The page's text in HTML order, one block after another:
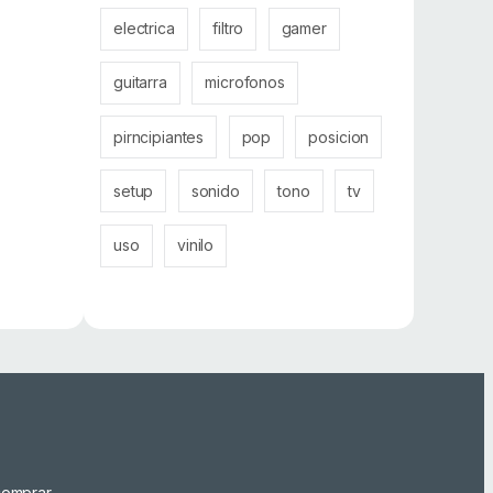
electrica filtro gamer
guitarra microfonos
pirncipiantes pop posicion
setup sonido tono tv
uso vinilo